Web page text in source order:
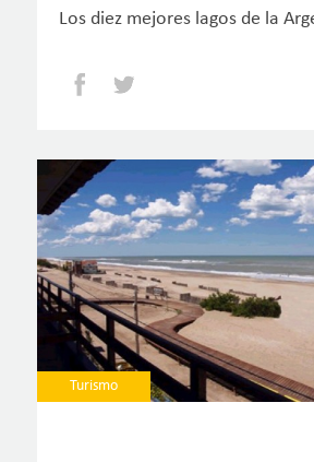
Los diez mejores lagos de la
Facebook
Turismo